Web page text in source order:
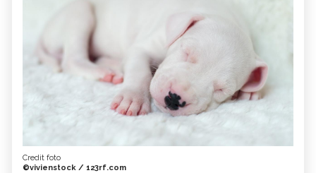
Credit foto
©vivienstock / 123rf.com